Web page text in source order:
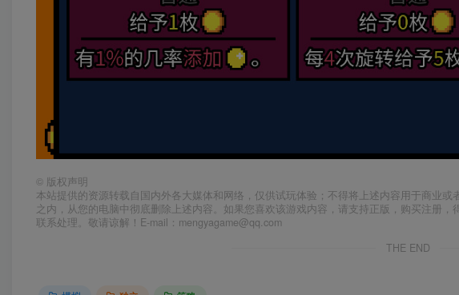
© 版权声明
本站提供的资源转载自国内外各大媒体和网络，仅供试玩体验；不得将上述内容用于商业
之内，从您的电脑中彻底删除上述内容。如果您喜欢该游戏内容，请支持正版，购买注册
联系处理。敬请谅解！E-mail：mengyagame@qq.com
THE END